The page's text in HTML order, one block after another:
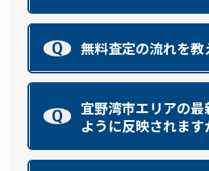
Q 無料査定の流れを教
Q
宜野湾市エリアの
ように反映されます